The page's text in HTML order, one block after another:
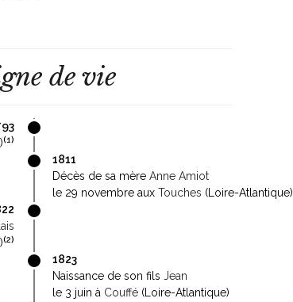
de vie
(1)
1811
Décès de sa mère Anne Amiot
le 29 novembre aux Touches (Loire-Atlantique)
(2)
1823
Naissance de son fils Jean
le 3 juin à Couffé (Loire-Atlantique)